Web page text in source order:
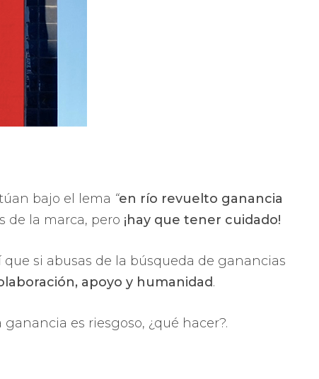
bajo el lema “en río revuelto ganancia
de la marca, pero ¡hay que tener cuidado!
si abusas de la búsqueda de ganancias
apoyo y humanidad.
es riesgoso, ¿qué hacer?.